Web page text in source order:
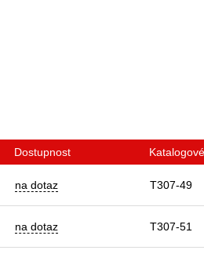
Dostupnost
na dotaz T307-49
na dotaz T307-51